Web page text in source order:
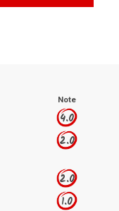
Note
4.0
2.0
2.0
1.0